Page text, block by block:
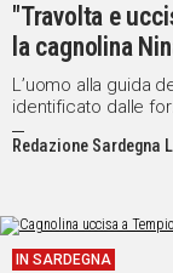
"Travolta e
la cagnolina
L’uomo alla guida
identificato dalle
Redazione Sardegna
IN SARDEGNA